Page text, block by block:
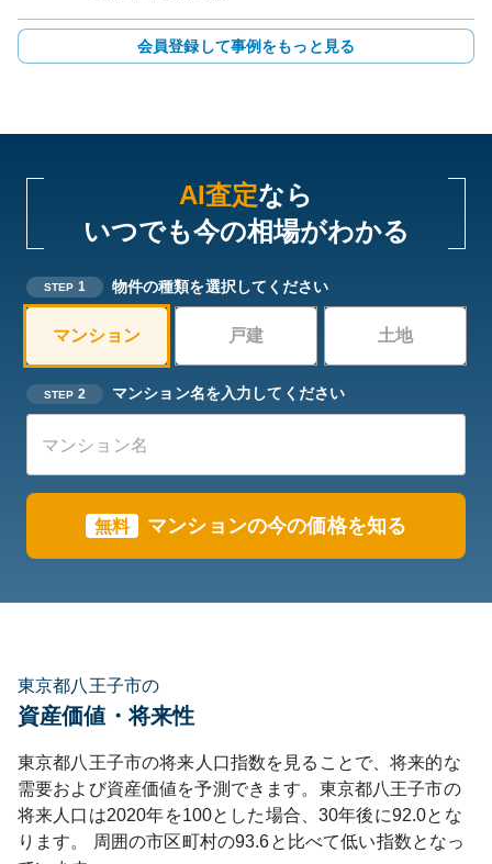
会員登録して事例をもっと見る
AI査定なら
いつでも今の相場がわかる
STEP 1 物件の種類を選択してください
マンション 戸建 土地
STEP 2 マンション名を入力してください
無料 マンションの今の価格を知る
東京都八王子市の
資産価値・将来性
東京都八王子市の将来人口指数を見ることで、将来的な
需要および資産価値を予測できます。 東京都八王子市の
将来人口は2020年を100とした場合、30年後に92.0とな
ります。
周囲の市区町村の93.6と比べて低い指数となっ